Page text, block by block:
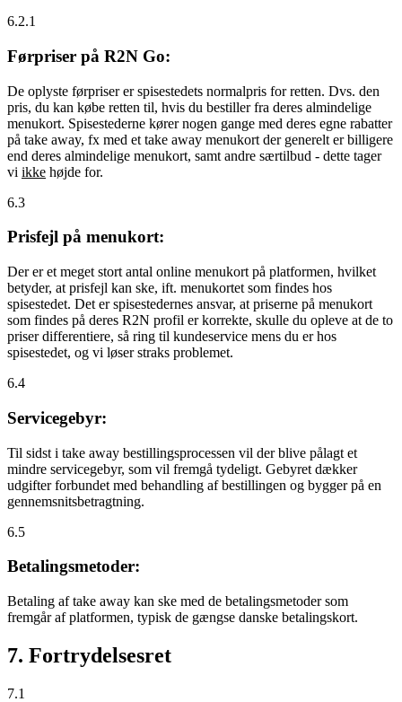
6.2.1
Førpriser på R2N Go:
De oplyste førpriser er spisestedets normalpris for retten. Dvs. den
pris, du kan købe retten til, hvis du bestiller fra deres almindelige
menukort. Spisestederne kører nogen gange med deres egne rabatter
på take away, fx med et take away menukort der generelt er billigere
end deres almindelige menukort, samt andre særtilbud - dette tager
vi ikke højde for.
6.3
Prisfejl på menukort:
Der er et meget stort antal online menukort på platformen, hvilket
betyder, at prisfejl kan ske, ift. menukortet som findes hos
spisestedet. Det er spisestedernes ansvar, at priserne på menukort
som findes på deres R2N profil er korrekte, skulle du opleve at de to
priser differentiere, så ring til kundeservice mens du er hos
spisestedet, og vi løser straks problemet.
6.4
Servicegebyr:
Til sidst i take away bestillingsprocessen vil der blive pålagt et
mindre servicegebyr, som vil fremgå tydeligt. Gebyret dækker
udgifter forbundet med behandling af bestillingen og bygger på en
gennemsnitsbetragtning.
6.5
Betalingsmetoder:
Betaling af take away kan ske med de betalingsmetoder som
fremgår af platformen, typisk de gængse danske betalingskort.
7. Fortrydelsesret
7.1